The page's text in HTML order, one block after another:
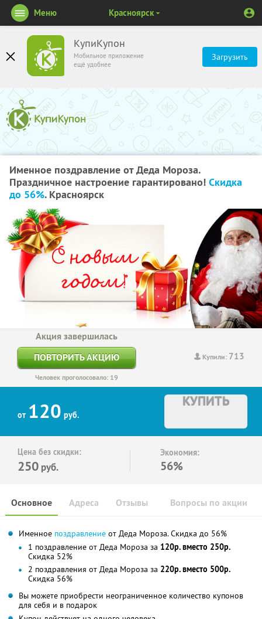
КупиКупон
Мобильное приложение
ещё удобнее
Загрузить
Меню Красноярск
Именное поздравление от Деда Мороза.
Праздничное настроение гарантировано! Скидка
до 56%. Красноярск
Купили: 713
Акция завершилась
ПОВТОРИТЬ АКЦИЮ
Человек проголосовало: 19
от 120 руб.
КУПИТЬ
Цена без скидки:
250 руб.
Экономия:
56%
Основное Отзывы Вопросы по акции
Адреса
Именное поздравление от Деда Мороза. Скидка до 56%
1 поздравление от Деда Мороза за 120р. вместо 250р.
Скидка 52%
2 поздравления от Деда Мороза за 220р. вместо 500р.
Скидка 56%
Вы можете приобрести неограниченное количество купонов
для себя и в подарок